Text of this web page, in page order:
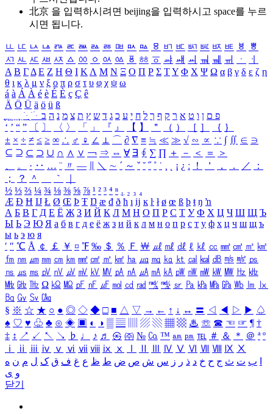
北京 을 입력하시려면 beijing을 입력하시고 space를 누르
시면 됩니다.
ㅥ ㅦ ㅧ ㅨ ㅩ ㅪ ㅫ ㅬ ㅭ ㅮ ㅯ ㅰ ㅱ ㅲ ㅳ ㅴ ㅵ ㅶ ㅷ ㅸ
ㅹ
ㅺ ㅻ ㅼ ㅽ ㅾ ㅿ ㆀ ㆁ ㆂ ㆃ ㆄ ㆅ ㆆ ㆇ ㆈ ㆉ ㆊ ㆋ ㆌ ㆍ
ㆎ
Α Β ΓΔ Ε Ζ Η Θ Ι ΚΛ Μ Ν Ξ Ο Π Ρ Σ ΤΥ Φ Χ Ψ Ω α β γ δ ε ζ η
θ ι κ λ μ ν ξ ο π ρ σ τ υ φ χ ψ ω
á à Á À é è É È ç Ç ê
Ä Ö Ü ä ö ü ß
ִֶֹ ֻּ ׁׂ פ ם ן ו ט א ר ק ף ך ל ח י ע כ ג ד ש ץ ת צ מ נ ה ב
‘ ’ “ ” 〔 〕 〈 〉 「 」 『 』 【 】 ＂ （ ） ［ ］ ｛ ｝
± × ÷ ≠ ≤ ≥ ∞ ∴ ♂ ♀ ∠ ⊥ ⌒ ∂ ∇ ≡ ≒ ≪ ≫ √ ∽ ∝ ∵ ∫ ∬ ∈ ∋
⊆ ⊇ ⊂ ⊃ ∪ ∩ ∧ ∨ ￢ ⇒ ⇔ ∀ ∃ ∮ ∑ ∏ ＋ － ＜ ＝
＞
、
。 · ‥ … ¨ 〃 ― ＼ ∼ ´ ～ ˇ ˘ ˝ ˚ ˙ ¸ ¡ ¿ ː ！ ＇ ， ． ／
：
；
？ ＾ ｀
½ ⅓ ⅔ ¼ ¾ ⅛ ⅜ ⅝ ⅞ ¹ ² ³ ⁴ ⁿ ₁ ₂ ₃ ₄
Æ Ð Ħ Ĳ Ł Ø Œ Þ Ŧ Ŋ æ đ ð ħ ı ĳ ĸ ŀ ł ø œ ß þ ŧ ŋ ŉ
А Б В Г Д Е Ё Ж З И Й К Л М Н О П Р С Т У Ф Х Ц Ч Ш Щ Ъ
Ы Ь Э Ю Я а б в г д е ё ж з и й к л м н о п р с т у ф х ц ч ш щ ъ
ы ь э ю я
′ ″ ℃ Å ￠ ￡ ￥ ¤ ℉ ‰ ＄ ％ Ｆ ￦ ㎕ ㎖ ㎗ ℓ ㎘ ㏄ ㎣ ㎤ ㎥ ㎦
㎙ ㎚ ㎛ ㎜ ㎝ ㎞ ㎟ ㎠ ㎡ ㎢ ㏊ ㎍ ㎎ ㎏ ㏏ ㎈ ㎉ ㏈ ㎧ ㎨ ㎰
㎱ ㎲ ㎳ ㎴ ㎵ ㎶ ㎷ ㎸ ㎹ ㎀ ㎁ ㎂ ㎃ ㎄ ㎺ ㎻ ㎽ ㎾ ㎿ ㎐ ㎑
㎒ ㎓ ㎔ Ω ㏀ ㏁ ㎊ ㎋ ㎌ ㏖ ㏅ ㎭ ㎮ ㎯ ㏛ ㎩ ㎪ ㎫ ㎬ ㏝ ㏐
㏓
㏃ ㏉ ㏜ ㏆
§ ※ ☆ ★ ○ ● ◎ ◇ ◆ □ ■ △ ▽ → ← ↑ ↓ ↔ 〓 ◁ ◀ ▷ ▶ ♤
♠ ♡ ♥ ♧ ♣ ⊙ ◈ ▣ ◐ ◑ ▒ ▤ ▨ ▧ ▦ ▩ ♨ ☏ ☎ ☜ ☞ ¶ †
‡ ↕ ↗ ↙ ↖ ↘ ♭ ♩ ♪ ♬ ㉿ ㈜ № ㏇ ™ ㏂ ㏘ ℡ ＃ ＆ ＊ ＠ ª º
ⅰ
ⅱ ⅲ ⅳ ⅴ ⅵ ⅶ ⅷ ⅸ ⅹ Ⅳ Ⅴ Ⅵ Ⅶ Ⅷ Ⅸ Ⅹ
ب ت ث ج ح خ د ذ ر ز س ش ص ض ط ظ ع غ ف ق ک ل م ن ه
و ی
닫기